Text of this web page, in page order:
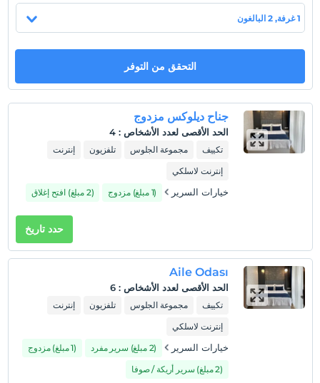
عرض على الخريطة
سياسات الفندق
تسجيل الوصول
بعد 14:00
تسجيل المغادرة
ساعات تسجيل الوصول
يمكن الوصول إلى المنشأة بين 14:00 – 21:00. خارج هذه الساعات،
تكون بوابة الدخول مغلقة.
1 غرفة, 2 البالغون
التحقق من التوفر
جناح ديلوكس مزدوج
الحد الأقصى لعدد الأشخاص :
4
تكييف مجموعة الجلوس تلفزيون
إنترنت
إنترنت لاسلكي
خيارات السرير (1 مبلغ) مزدوج (2 مبلغ) افتح إغلاق
حدد تاريخ
Aile Odası
الحد الأقصى لعدد الأشخاص :
6
تكييف مجموعة الجلوس تلفزيون
إنترنت
إنترنت لاسلكي
خيارات السرير (2 مبلغ) سرير مفرد
(1 مبلغ) مزدوج
(2 مبلغ) سرير أريكة / صوفا